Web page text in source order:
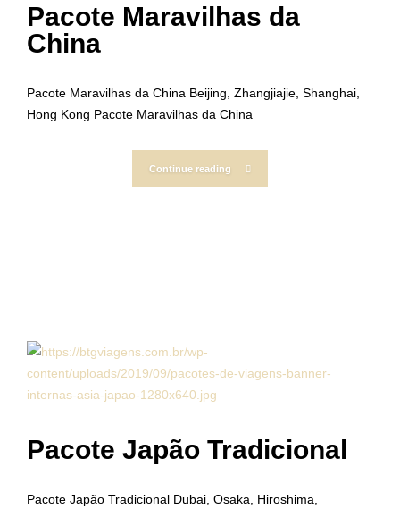
Pacote Maravilhas da
China
Pacote Maravilhas da China Beijing, Zhangjiajie, Shanghai,
Hong Kong Pacote Maravilhas da China
Continue reading
Pacote Japão Tradicional
Pacote Japão Tradicional Dubai, Osaka, Hiroshima,